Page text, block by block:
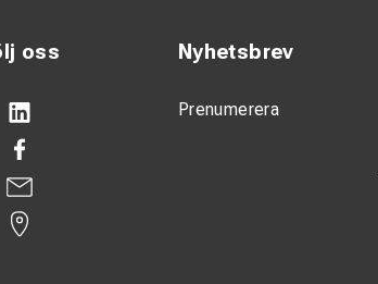
för arbete där både längre räckvidd och god
gör den snabb att använda och kompakt vid
ger ett stabilt och bekvämt grepp, vilket
väl för uppgifter som spänningsprovning,
säkerställer lång livslängd även vid
oss Nyhetsbrev
Prenumerera